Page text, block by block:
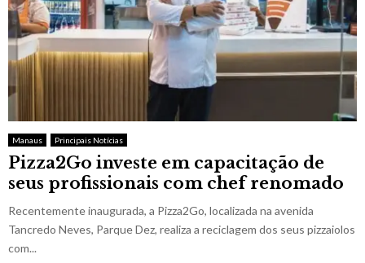
Manaus Principais Notícias
Pizza2Go investe em capacitação de
seus profissionais com chef renomado
Recentemente inaugurada, a Pizza2Go, localizada na avenida
Tancredo Neves, Parque Dez, realiza a reciclagem dos seus pizzaiolos
com...